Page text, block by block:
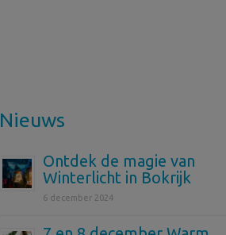
Nieuws
Ontdek de magie van
Winterlicht in Bokrijk
6 december 2024